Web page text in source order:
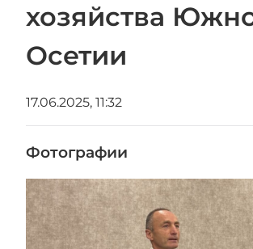
хозяйства
Осетии
17.06.2025, 11:32
Фотографии